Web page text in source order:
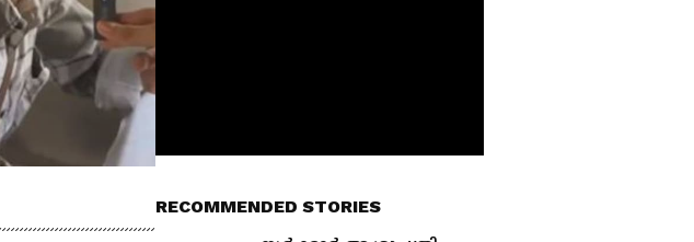
RECOMMENDED STORIES